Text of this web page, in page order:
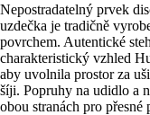
Nepostradatelný prvek
uzdečka je tradičně
povrchem. Autentické
charakteristický vzhled
aby uvolnila prostor za
šíji. Popruhy na udidlo a
obou stranách pro